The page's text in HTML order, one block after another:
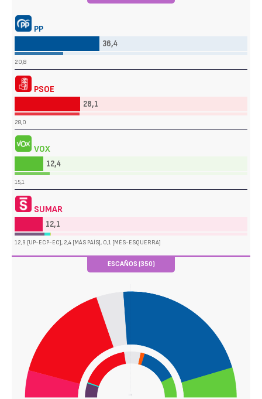
PP
36,4
20,8
PSOE
28,1
28,0
VOX
12,4
15,1
SUMAR
12,1
12,9 [UP-ECP-EC], 2,4 [MÁS PAÍS], 0,1 [MÉS-ESQUERRA]
ESCAÑOS (350)